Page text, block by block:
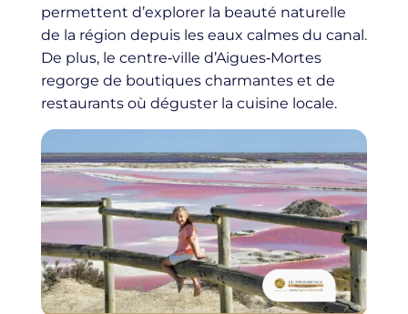
permettent d’explorer la beauté naturelle
de la région depuis les eaux calmes du canal.
De plus, le centre‑ville d’Aigues‑Mortes
regorge de boutiques charmantes et de
restaurants où déguster la cuisine locale.